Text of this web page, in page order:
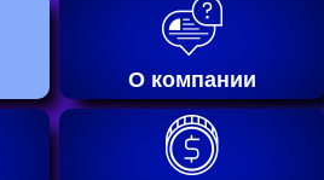
О компании